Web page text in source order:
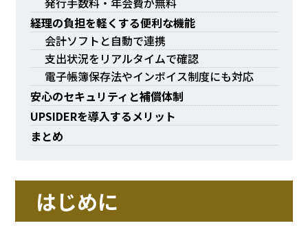
経理の負担を軽くする便利な機能
会計ソフトと自動で連携
支出状況をリアルタイムで確認
電子帳簿保存法やインボイス制度にも対応
安心のセキュリティと補償体制
UPSIDERを導入するメリット
まとめ
はじめに